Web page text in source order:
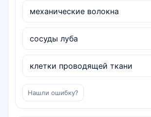
механические волокна
сосуды луба
клетки проводящей ткани
Нашли ошибку?